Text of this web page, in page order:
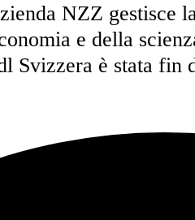
NZZ
e della
Svizzera è stata